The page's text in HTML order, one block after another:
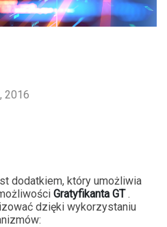
2016
dodatkiem, który umożliwia
Gratyfikanta GT.
dzięki wykorzystaniu